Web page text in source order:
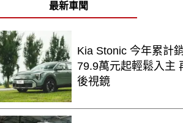
最新車聞
Kia Stonic 今年累計
79.9萬元起輕鬆入主
後視鏡